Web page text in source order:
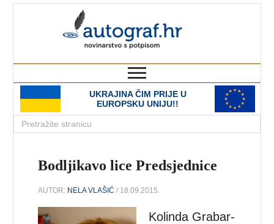
UKRAJINA ČIM PRIJE U
EUROPSKU UNIJU!!
Bodljikavo lice Predsjednice
AUTOR: NELA VLAŠIĆ / 18.09.2015.
Kolinda Grabar-